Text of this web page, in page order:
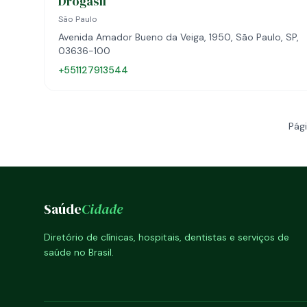
São Paulo
Avenida Amador Bueno da Veiga, 1950, São Paulo, SP,
03636-100
+551127913544
SaúdeCidade
Diretório de clínicas, hospitais, dentistas e serviços de
saúde no Brasil.